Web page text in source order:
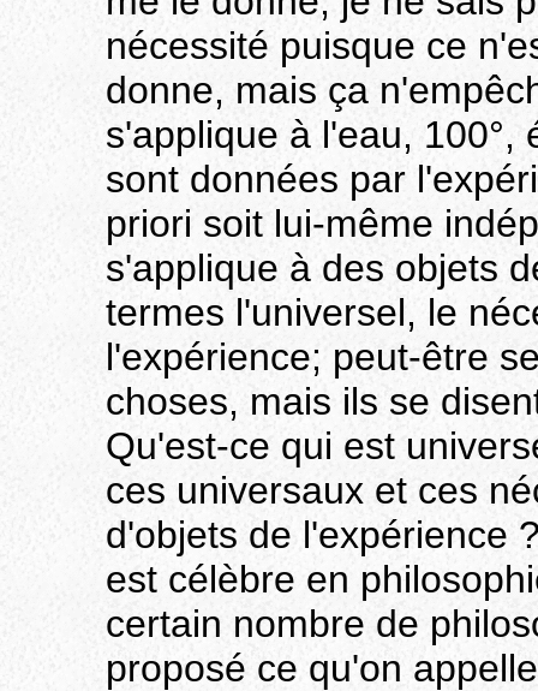
nécessité puisque ce
donne, mais ça
s'applique à l'eau, 100°,
sont données par
priori soit lui-même
s'applique à des objets
termes l'universel, le
l'expérience; peut-être
choses, mais ils se
Qu'est-ce qui est
ces universaux et ces
d'objets de l'expérience
est célèbre en
certain nombre de
proposé ce qu'on